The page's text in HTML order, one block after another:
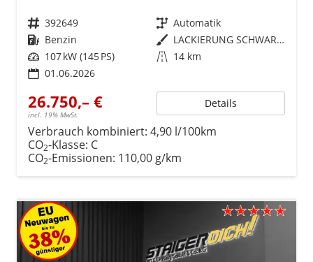
Fahrzeugnr. 392649 Getriebe Automatik
Kraftstoff Benzin Außenfarbe
LACKIERUNG SCHWARZ PERLA NERA/TYP AUSSENVERKLEIDUNG METALLIC-LACKIERUNG
Leistung 107 kW (145 PS) Kilometerstand 14 km
01.06.2026
26.750,– €
incl. 19% MwSt.
Details
Verbrauch kombiniert: 4,90 l/100km
CO2-Klasse: C
CO2-Emissionen: 110,00 g/km